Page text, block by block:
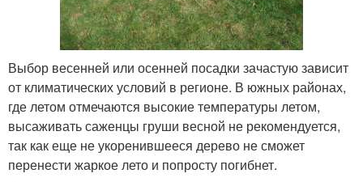
Выбор весенней или осенней посадки зачастую зависит
от климатических условий в регионе. В южных районах,
где летом отмечаются высокие температуры летом,
высаживать саженцы груши весной не рекомендуется,
так как еще не укоренившееся дерево не сможет
перенести жаркое лето и попросту погибнет.